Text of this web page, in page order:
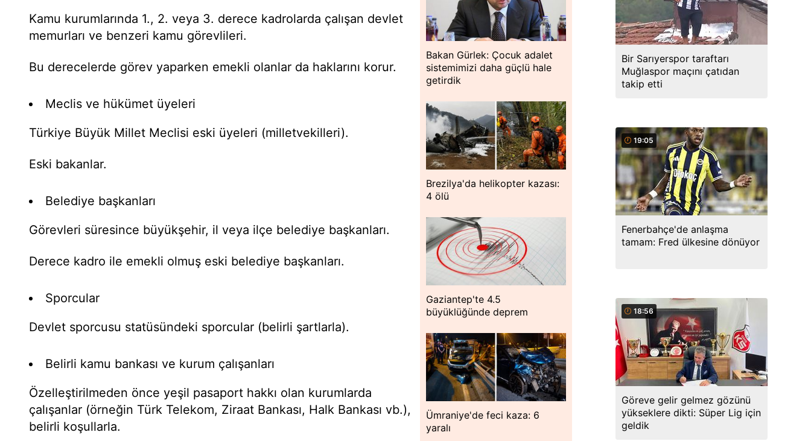
Kamu kurumlarında 1., 2. veya 3. derece kadrolarda çalışan devlet
memurları ve benzeri kamu görevlileri.
Bu derecelerde görev yaparken emekli olanlar da haklarını korur.
Meclis ve hükümet üyeleri
Türkiye Büyük Millet Meclisi eski üyeleri (milletvekilleri).
Eski bakanlar.
Belediye başkanları
Görevleri süresince büyükşehir, il veya ilçe belediye başkanları.
Derece kadro ile emekli olmuş eski belediye başkanları.
Sporcular
Devlet sporcusu statüsündeki sporcular (belirli şartlarla).
Belirli kamu bankası ve kurum çalışanları
Özelleştirilmeden önce yeşil pasaport hakkı olan kurumlarda
çalışanlar (örneğin Türk Telekom, Ziraat Bankası, Halk Bankası vb.),
belirli koşullarla.
Bakan Gürlek: Çocuk adalet
sistemimizi daha güçlü hale
getirdik
Brezilya'da helikopter kazası:
4 ölü
Gaziantep'te 4.5
büyüklüğünde deprem
Ümraniye'de feci kaza: 6
yaralı
Bir Sarıyerspor taraftarı
Muğlaspor maçını çatıdan
takip etti
19:05
Fenerbahçe'de anlaşma
tamam: Fred ülkesine dönüyor
18:56
Göreve gelir gelmez gözünü
yükseklere dikti: Süper Lig için
geldik